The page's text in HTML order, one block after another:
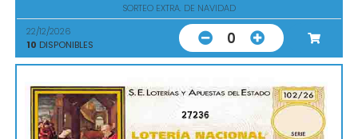
SORTEO EXTRA. DE NAVIDAD
22/12/2026
10 DISPONIBLES 0
27236